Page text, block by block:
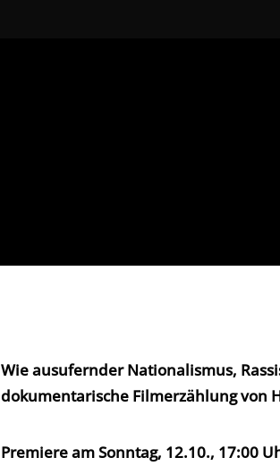
Wie ausufernder Nationalismus,
dokumentarische Filmerzählung von
Premiere am Sonntag, 12.10., 17:00